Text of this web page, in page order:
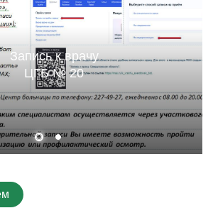
Запись к врачу
ЦГБ № 20